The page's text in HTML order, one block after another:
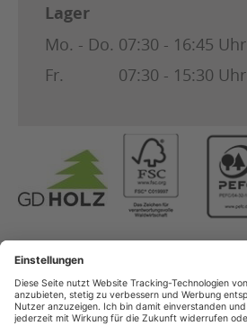
Lager
Mo. - Do. 07:30 - 16:45 Uhr
Fr.
07:30 - 15:30 Uhr